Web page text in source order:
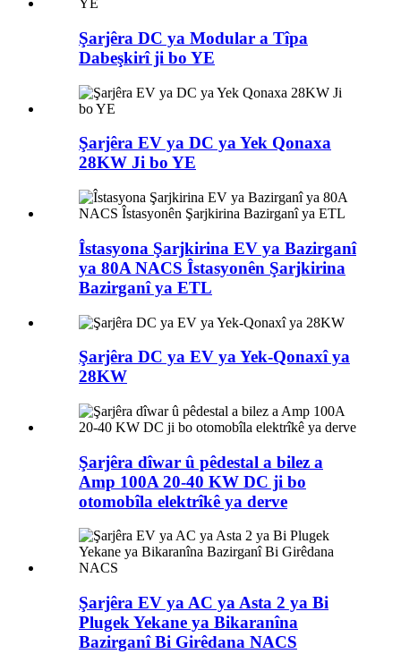
Şarjêra DC ya Modular a Tîpa
Dabeşkirî ji bo YE
Şarjêra EV ya DC ya Yek Qonaxa
28KW Ji bo YE
Îstasyona Şarjkirina EV ya Bazirganî
ya 80A NACS Îstasyonên Şarjkirina
Bazirganî ya ETL
Şarjêra DC ya EV ya Yek-Qonaxî ya
28KW
Şarjêra dîwar û pêdestal a bilez a
Amp 100A 20-40 KW DC ji bo
otomobîla elektrîkê ya derve
Şarjêra EV ya AC ya Asta 2 ya Bi
Plugek Yekane ya Bikaranîna
Bazirganî Bi Girêdana NACS